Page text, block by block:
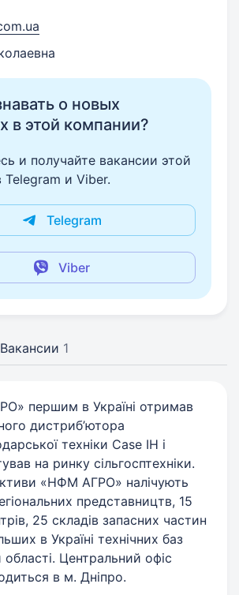
о новых
в этой компании?
и получайте вакансии этой
и Viber.
Telegram
Viber
Вакансии 1
першим в Україні отримав
дистриб’ютора
техніки Case IH і
на ринку сільгосптехніки.
«НФМ АГРО» налічують
представництв, 15
25 складів запасних частин
в Україні технічних баз
області. Центральний офіс
в м. Дніпро.